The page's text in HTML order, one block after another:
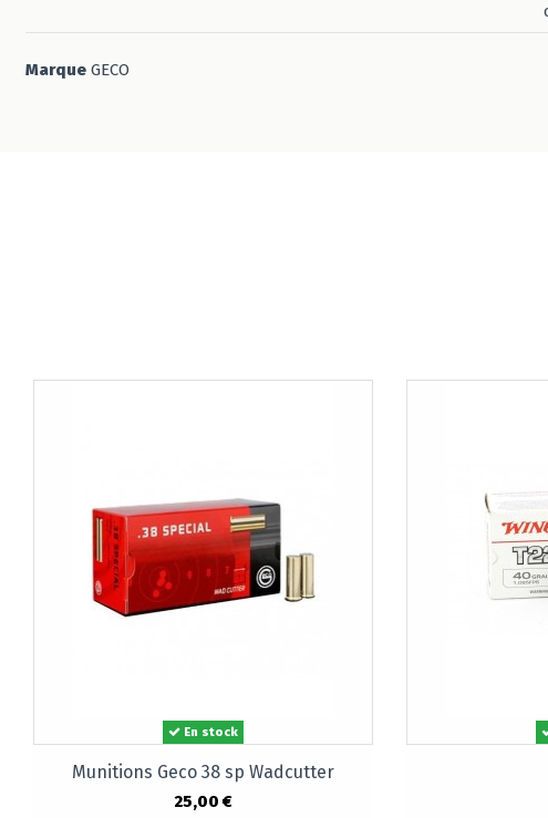
Marque GECO
En stock
Munitions Geco 38 sp Wadcutter
25,00 €